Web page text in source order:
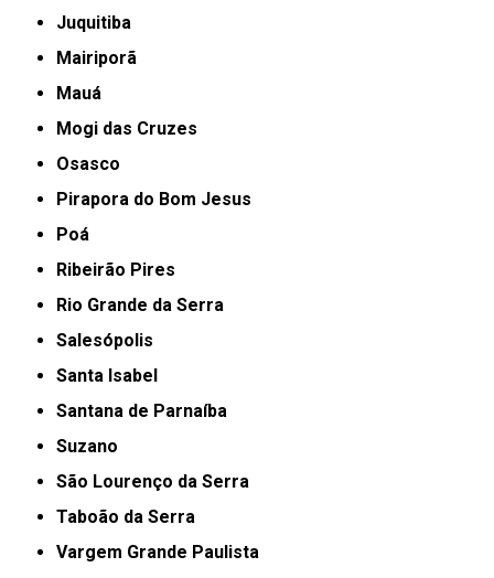
Juquitiba
Mairiporã
Mauá
Mogi das Cruzes
Osasco
Pirapora do Bom Jesus
Poá
Ribeirão Pires
Rio Grande da Serra
Salesópolis
Santa Isabel
Santana de Parnaíba
Suzano
São Lourenço da Serra
Taboão da Serra
Vargem Grande Paulista